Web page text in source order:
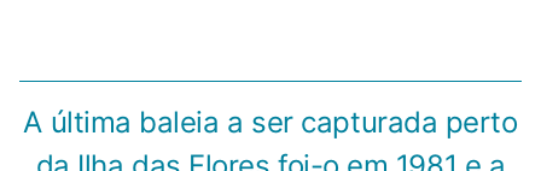
A última baleia a ser capturada perto